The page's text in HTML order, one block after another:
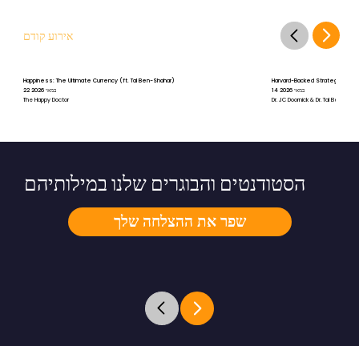
אירוע קודם
Happiness: The Ultimate Currency (ft. Tal Ben-Shahar)
22 במאי 2026
The Happy Doctor
Harvard-Backed Strategies for
14 במאי 2026
Dr. JC Doornick & Dr. Tal Ben-
שפר את ההצלחה שלך
הסטודנטים והבוגרים שלנו במילותיהם